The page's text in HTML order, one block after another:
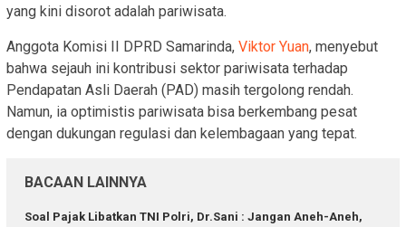
yang kini disorot adalah pariwisata.
Anggota Komisi II DPRD Samarinda, Viktor Yuan, menyebut
bahwa sejauh ini kontribusi sektor pariwisata terhadap
Pendapatan Asli Daerah (PAD) masih tergolong rendah.
Namun, ia optimistis pariwisata bisa berkembang pesat
dengan dukungan regulasi dan kelembagaan yang tepat.
BACAAN LAINNYA
Soal Pajak Libatkan TNI Polri, Dr.Sani : Jangan Aneh-Aneh,